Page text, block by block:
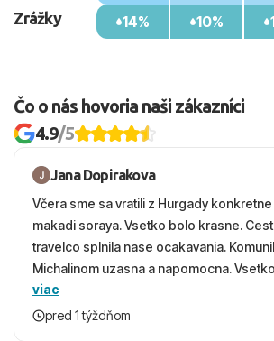
Zrážky
14%
10%
Čo o nás hovoria naši zákazníci
4.9/5
Jana Dopirakova
Včera sme sa vratili z Hurgady
makadi soraya. Vsetko bolo krasne.
travelco splnila nase ocakavania.
Michalinom uzasna a napomocna.
vecernych hodinach zaco sa
krasny, cisty. Sluzby top. Strava,
viac
pred 1 týždňom